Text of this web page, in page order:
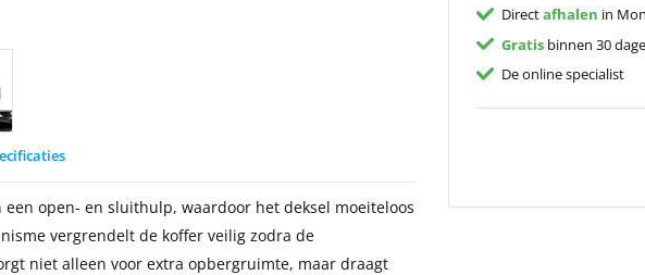
Directafhalen in
Gratisbinnen 30
De online specialist
open- en sluithulp, waardoor het deksel moeiteloos
vergrendelt de koffer veilig zodra de
niet alleen voor extra opbergruimte, maar draagt